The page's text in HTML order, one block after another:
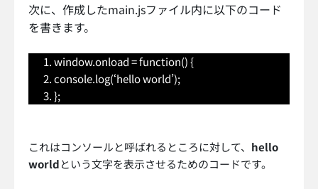
次に、作成したmain.jsファイル内に以下のコード
を書きます。
window.onload = function() {
console.log(‘hello world’);
};
これはコンソールと呼ばれるところに対して、 hello
worldという文字を表示させるためのコードです。